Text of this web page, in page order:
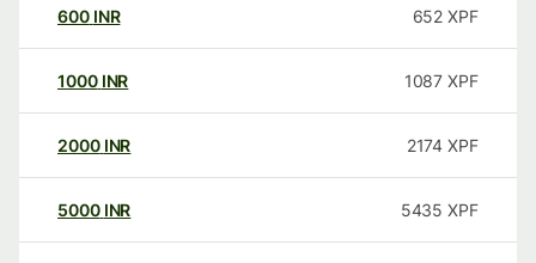
600 INR 652 XPF
1000 INR 1087 XPF
2000 INR 2174 XPF
5000 INR 5435 XPF